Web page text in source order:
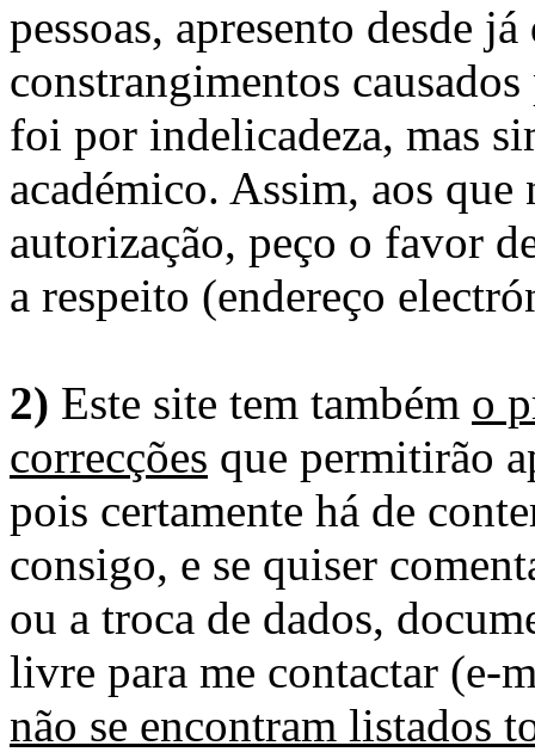
pessoas, apresento desde
constrangimentos
foi por indelicadeza, mas
académico. Assim, aos
autorização, peço o favor
a respeito (endereço
2) Este site tem também o
correcções que permitirão
pois certamente há de
consigo, e se quiser
ou a troca de dados,
livre para me contactar (e-
não se encontram listados